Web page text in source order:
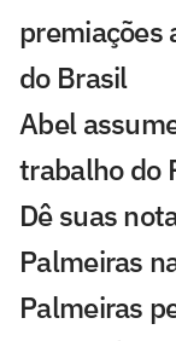
premiações
do Brasil
Abel
trabalho do
Dê suas
Palmeiras
Palmeiras